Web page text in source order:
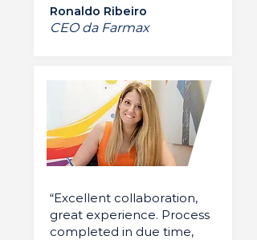
Ronaldo Ribeiro
CEO da Farmax
“Excellent collaboration,
great experience. Process
completed in due time,